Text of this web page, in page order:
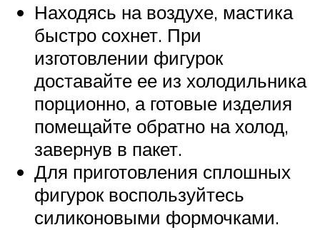
Находясь на воздухе, мастика
быстро сохнет. При
изготовлении фигурок
доставайте ее из холодильника
порционно, а готовые изделия
помещайте обратно на холод,
завернув в пакет.
Для приготовления сплошных
фигурок воспользуйтесь
силиконовыми формочками.